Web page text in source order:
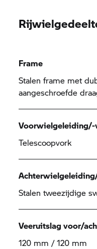
Frame
Stalen frame met
aangeschroefde
Voorwielgeleiding/-
Telescoopvork
Stalen tweezijdige
Veeruitslag voor/
120 mm / 120 mm